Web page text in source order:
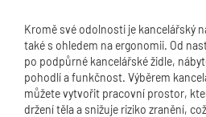
Kromě své odolnosti je kancelářský
také s ohledem na ergonomii. Od
po podpůrné kancelářské židle,
pohodlí a funkčnost. Výběrem
můžete vytvořit pracovní prostor,
držení těla a snižuje riziko zranění,